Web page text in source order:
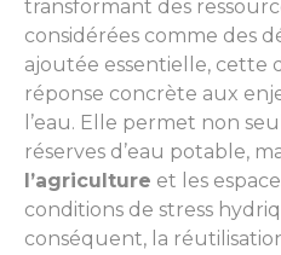
transformant des
considérées comme des
ajoutée essentielle, cette
réponse concrète aux
l’eau. Elle permet non
réserves d’eau potable,
l’agriculture et les
conditions de stress
conséquent, la